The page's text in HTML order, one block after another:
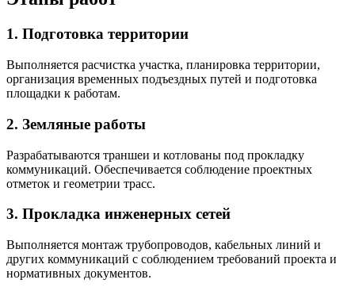
1. Подготовка территории
Выполняется расчистка участка, планировка территории,
организация временных подъездных путей и подготовка
площадки к работам.
2. Земляные работы
Разрабатываются траншеи и котлованы под прокладку
коммуникаций. Обеспечивается соблюдение проектных
отметок и геометрии трасс.
3. Прокладка инженерных сетей
Выполняется монтаж трубопроводов, кабельных линий и
других коммуникаций с соблюдением требований проекта и
нормативных документов.